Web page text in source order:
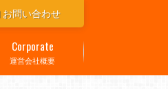
お問い合わせ
運営会社概要
Corporate